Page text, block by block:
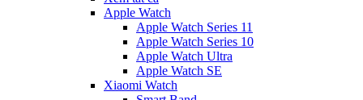
Apple Watch
Apple Watch Series 11
Apple Watch Series 10
Apple Watch Ultra
Apple Watch SE
Xiaomi Watch